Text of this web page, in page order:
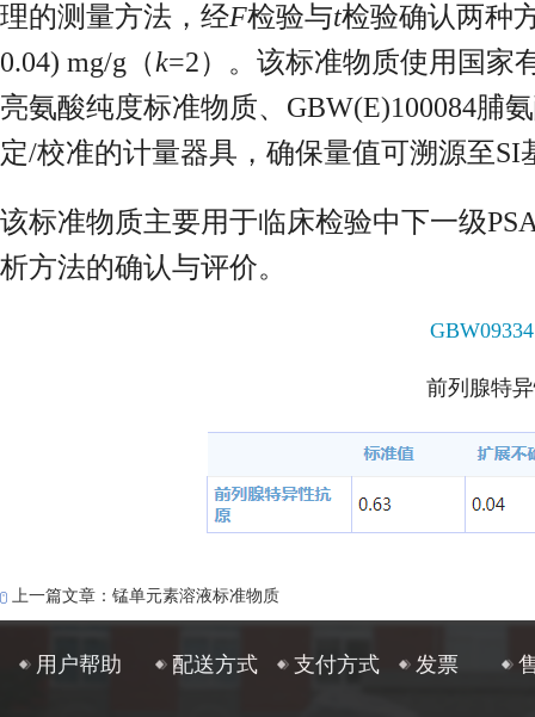
理的测量方法，经F检验与t检验确认两种
0.04) mg/g（k=2）。该标准物质使用国家
亮氨酸纯度标准物质、GBW(E)100084脯
定/校准的计量器具，确保量值可溯源至SI
该标准物质主要用于临床检验中下一级
析方法的确认与评价。
前列腺特
上一篇文章：锰单元素溶液标准物质
用户帮助 配送方式 支付方式 发票